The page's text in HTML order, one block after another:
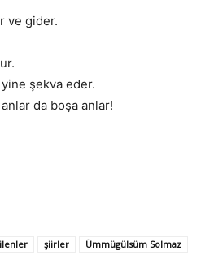
ve gider.
şekva eder.
da boşa anlar!
şiirler
Ümmügülsüm Solmaz